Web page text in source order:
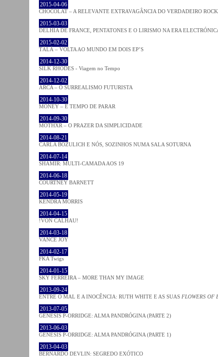
2015-04-06
CHOCOLAT – A RELEVANTE EXTRAVAGÂNCIA DO VERDADEIRO ROCK
2015-03-03
DELHIA DE FRANCE, PENTATONES E O LIRISMO NA ERA
2015-02-02
TĀLĀ – VOLTA AO MUNDO EM DOIS EP’S
2014-12-30
SILK RHODES - Viagem no Tempo
2014-12-02
ARCA – O SURREALISMO FUTURISTA
2014-10-30
MONEY – É TEMPO DE PARAR
2014-09-30
MOTHXR – O PRAZER DA SIMPLICIDADE
2014-08-21
CARLA BOZULICH E NÓS, SOZINHOS NUMA SALA SOTURNA
2014-07-14
SHAMIR: MULTI-CAMADA AOS 19
2014-06-18
COURTNEY BARNETT
2014-05-19
KENDRA MORRIS
2014-04-15
!VON CALHAU!
2014-03-18
VANCE JOY
2014-02-17
FKA Twigs
2014-01-15
SKY FERREIRA – MORE THAN MY IMAGE
2013-09-24
ENTRE O MAL E A INOCÊNCIA: RUTH WHITE E AS SUAS FLOWERS OF
2013-07-05
GENESIS P-ORRIDGE: ALMA PANDRÓGINA (PARTE 2)
2013-06-03
GENESIS P-ORRIDGE: ALMA PANDRÓGINA (PARTE 1)
2013-04-03
BERNARDO DEVLIN: SEGREDO EXÓTICO